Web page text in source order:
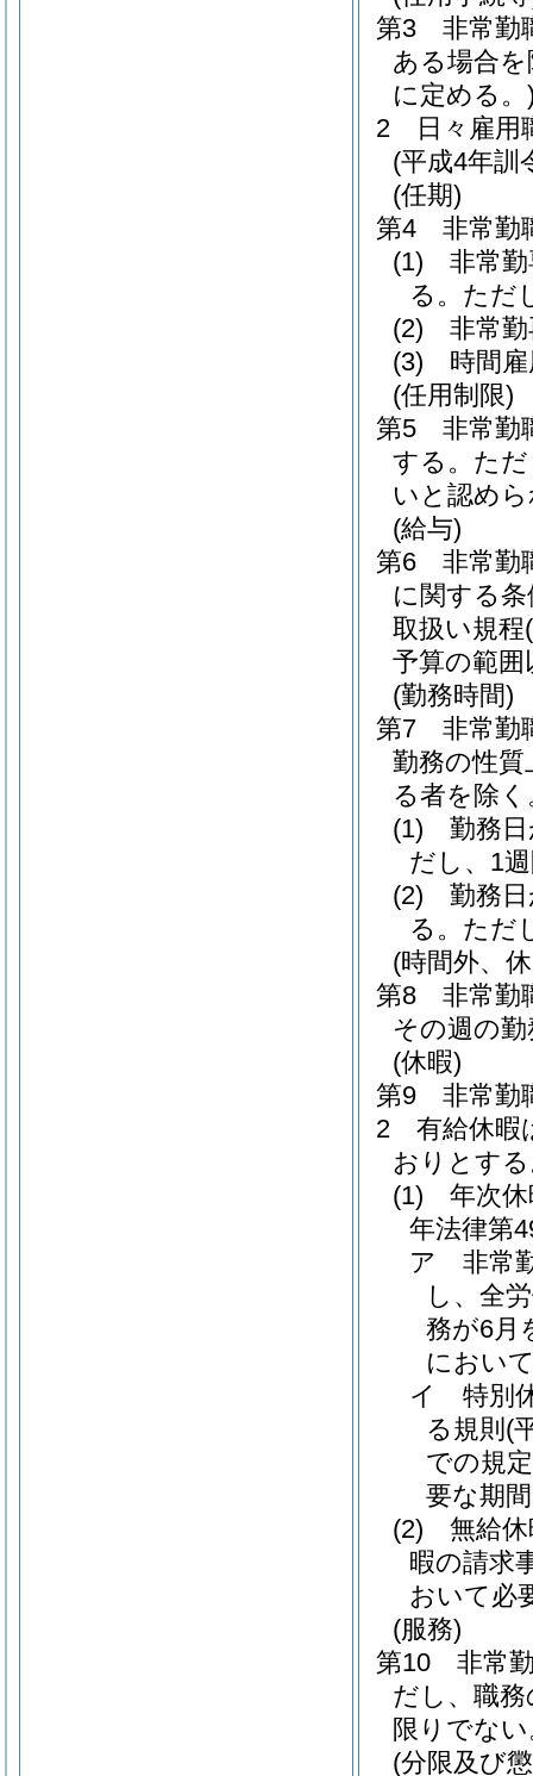
第3 非常勤
ある場合
に定める。
2 日々雇用
(平成4年訓
(任期)
第4 非常勤
(1) 非常勤
る。ただ
(2) 非常勤
(3) 時間雇
(任用制限)
第5 非常勤
する。た
いと認め
(給与)
第6 非常勤
に関する条
取扱い規程
予算の範
(勤務時間)
第7 非常勤
勤務の性
る者を除く
(1) 勤務日
だし、1
(2) 勤務日
る。ただ
(時間外、
第8 非常勤
その週の
(休暇)
第9 非常勤
2 有給休暇
おりとす
(1) 年次休
年法律第
ア 非常
し、全
務が6月
におい
イ 特別
る規則 (
での規
要な期
(2) 無給休
暇の請求
おいて必
(服務)
第10 非常勤
だし、職
限りでな
(分限及び